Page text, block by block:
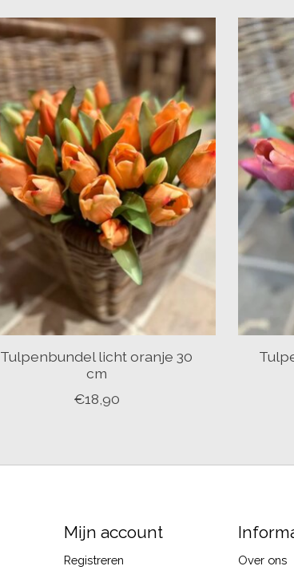
Tulpenbundel licht oranje 30
cm
€18,90
Mijn account
Registreren
Over ons